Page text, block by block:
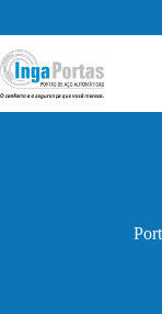
conteúdo